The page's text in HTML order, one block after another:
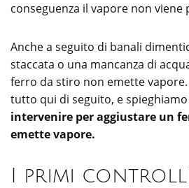
conseguenza il vapore non
Anche a seguito di banali
staccata o una mancanza di
ferro da stiro non emette
tutto qui di seguito, e
intervenire per aggiustare un
emette vapore.
I primi